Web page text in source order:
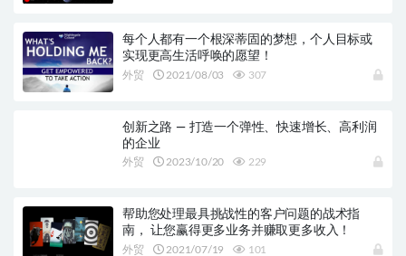
每个人都有一个根深蒂固的梦想，个人目标或
实现更高生活呼唤的愿望！
外贸 2021/08/03 307
创新之路 — 打造一个弹性、快速增长、高利润
的企业
外贸 2023/10/20 229
帮助您处理最具挑战性的客户问题的战术指
南， 让您赢得更多业务并赚取更多收入！
外贸 2021/07/19 101